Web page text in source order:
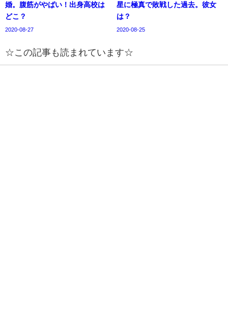
婚。腹筋がやばい！出身高校は
どこ？
2020-08-27
星に極真で敗戦した過去。彼女
は？
2020-08-25
☆この記事も読まれています☆